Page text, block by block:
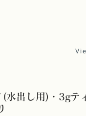
水出し用)・3gテ